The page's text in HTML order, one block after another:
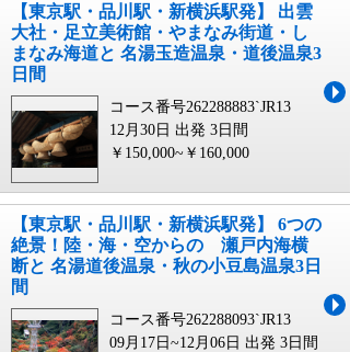
【東京駅・品川駅・新横浜駅発】 出雲
大社・足立美術館・やまなみ街道・し
まなみ海道と 名湯玉造温泉・道後温泉3
日間
コース番号262288883`JR13
12月30日 出発 3日間
￥150,000~￥160,000
【東京駅・品川駅・新横浜駅発】 6つの
絶景！陸・海・空からの 瀬戸内海横
断と 名湯道後温泉・秋の小豆島温泉3日
間
コース番号262288093`JR13
09月17日~12月06日 出発 3日間